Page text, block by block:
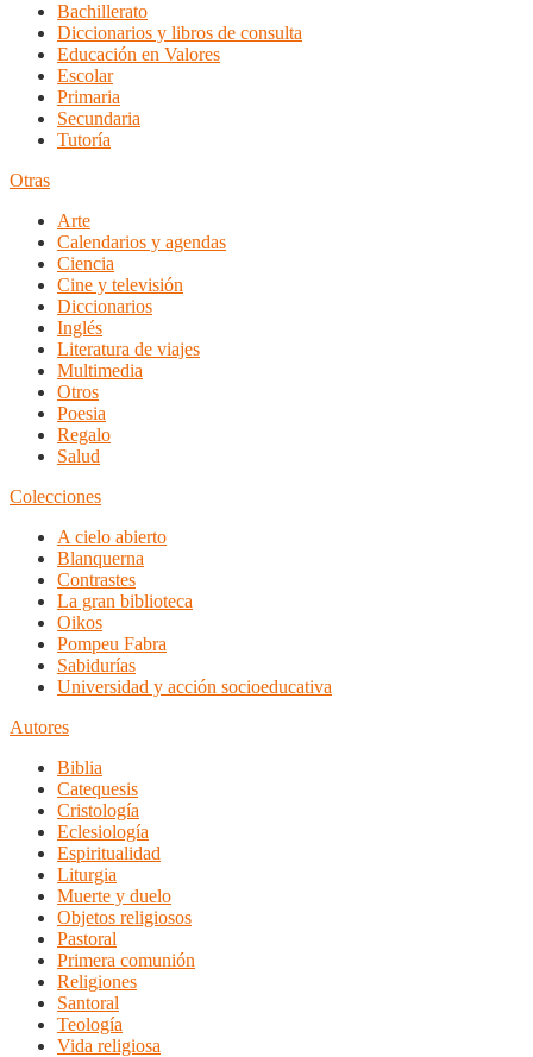
Bachillerato
Diccionarios y libros de consulta
Educación en Valores
Escolar
Primaria
Secundaria
Tutoría
Otras
Arte
Calendarios y agendas
Ciencia
Cine y televisión
Diccionarios
Inglés
Literatura de viajes
Multimedia
Otros
Poesia
Regalo
Salud
Colecciones
A cielo abierto
Blanquerna
Contrastes
La gran biblioteca
Oikos
Pompeu Fabra
Sabidurías
Universidad y acción socioeducativa
Autores
Biblia
Catequesis
Cristología
Eclesiología
Espiritualidad
Liturgia
Muerte y duelo
Objetos religiosos
Pastoral
Primera comunión
Religiones
Santoral
Teología
Vida religiosa